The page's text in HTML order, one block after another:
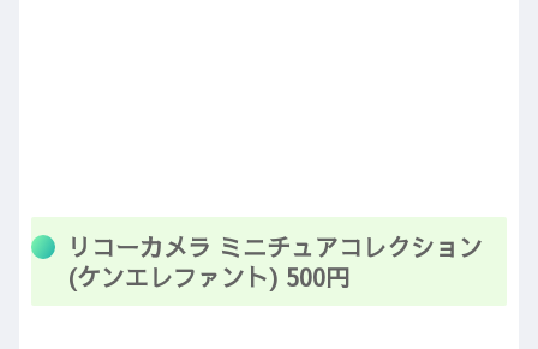
リコーカメラ ミニチュアコレクション
(ケンエレファント) 500円